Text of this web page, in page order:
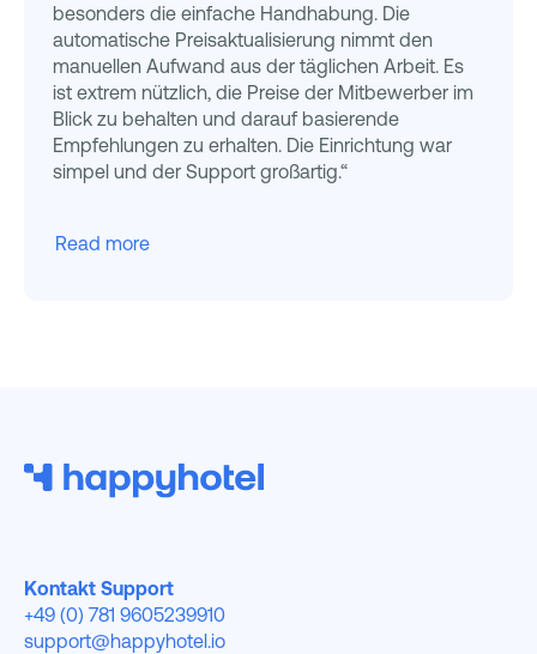
besonders die einfache Handhabung. Die
automatische Preisaktualisierung nimmt den
manuellen Aufwand aus der täglichen Arbeit. Es
ist extrem nützlich, die Preise der Mitbewerber im
Blick zu behalten und darauf basierende
Empfehlungen zu erhalten. Die Einrichtung war
simpel und der Support großartig.“
Read more
Kontakt Support
+49 (0) 781 9605239910
support@happyhotel.io